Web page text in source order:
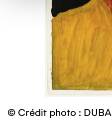
© Crédit photo :